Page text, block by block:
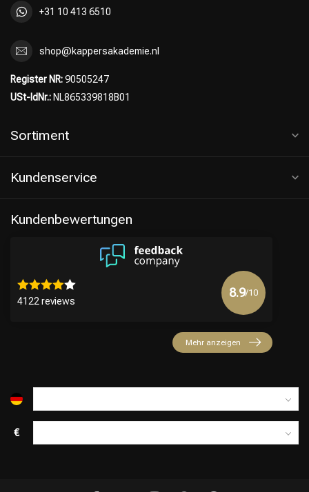
+31 10 413 6510
shop@kappersakademie.nl
Register NR:90505247
USt-IdNr.: NL865339818B01
Sortiment
Kundenservice
Kundenbewertungen
4122 reviews
8.9/10
Mehr anzeigen
€